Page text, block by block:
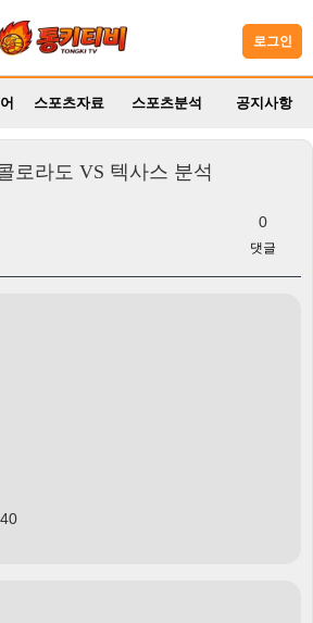
로그인
스포츠자료 스포츠분석 공지사항
로라도 VS 텍사스 분석
0
댓글